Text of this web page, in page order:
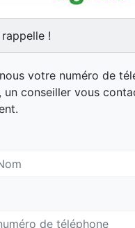
!
votre numéro de
un conseiller vous